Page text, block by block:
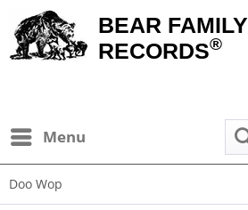
BEAR FAMILY
RECORDS®
Menu
Doo Wop